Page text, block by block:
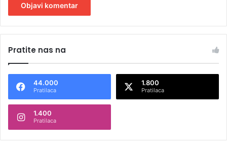
t
n
t
Pratite nas na
44.000
Pratilaca
1.800
Pratilaca
1.400
Pratilaca